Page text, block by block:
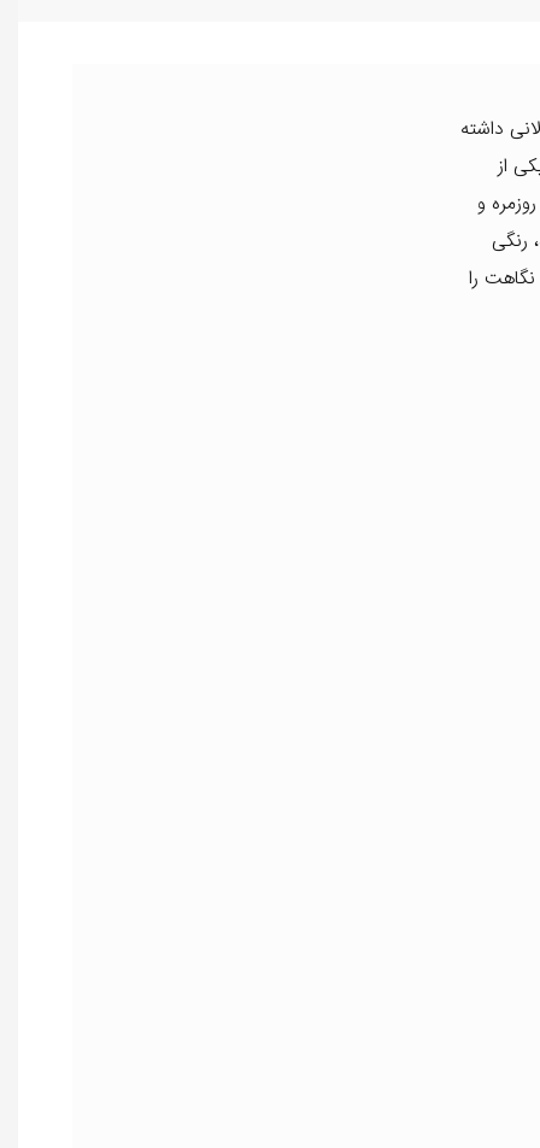
داشته
این رژ لب یکی از
و
رنگی
404 همان گزینه‌ای است که نگاهت را